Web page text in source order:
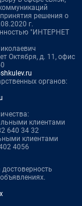
решения о
г.
"ИНТЕРНЕТ
Октября, д. 11, офис
органов:
клиентами
640 34 32
клиентами
4056
достоверность